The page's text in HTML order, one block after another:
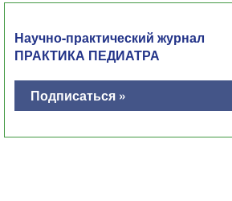
Научно-практический журнал
ПРАКТИКА ПЕДИАТРА
Подписаться »